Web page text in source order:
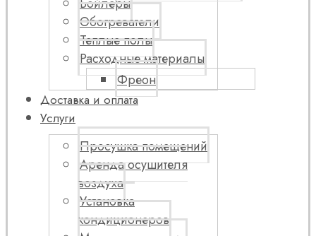
Бойлеры
Обогреватели
Теплые полы
Расходные материалы
Фреон
Доставка и оплата
Услуги
Просушка помещений
Аренда осушителя
воздуха
Установка
кондиционеров